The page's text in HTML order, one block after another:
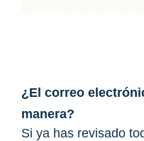
¿El correo
manera?
Si ya has revisado